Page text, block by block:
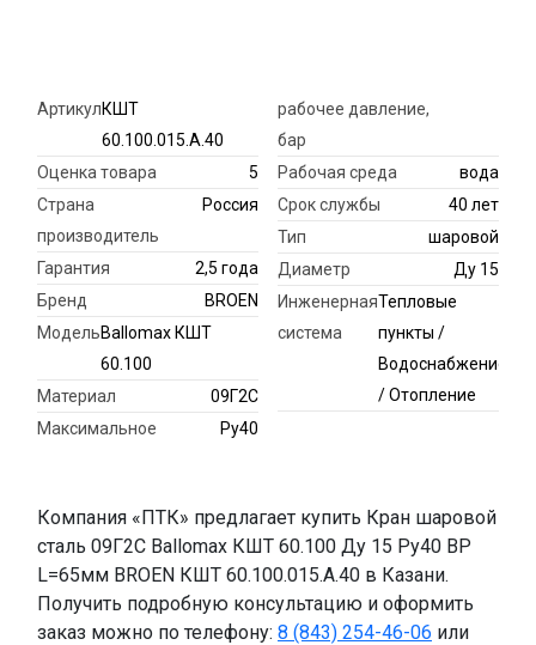
АртикулКШТ
60.100.015.А.40
Оценка товара
5
Страна
производитель
Россия
Гарантия
2,5 года
Бренд
BROEN
МодельBallomax КШТ
60.100
Материал
09Г2С
Максимальное
рабочее давление,
бар
Ру40
Рабочая среда
вода
Срок службы
40 лет
Тип
шаровой
Диаметр
Ду 15
Инженерная
система
Тепловые
пункты /
Водоснабжение
/ Отопление
Компания «ПТК» предлагает купить Кран шаровой
сталь 09Г2С Ballomax КШТ 60.100 Ду 15 Ру40 ВР
L=65мм BROEN КШТ 60.100.015.А.40 в Казани.
Получить подробную консультацию и оформить
заказ можно по телефону: 8 (843) 254-46-06 или